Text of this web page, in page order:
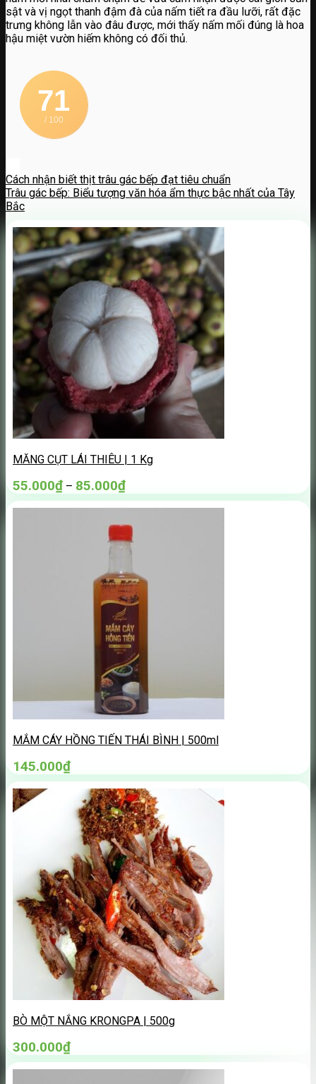
sật và vị ngọt thanh đậm đà của nấm tiết ra đầu lưỡi, rất đặc
trưng không lẫn vào đâu được, mới thấy nấm mối đúng là hoa
hậu miệt vườn hiếm không có đối thủ.
71
/ 100
Cách nhận biết thịt trâu gác bếp đạt tiêu chuẩn
Trâu gác bếp: Biểu tượng văn hóa ẩm thực bậc nhất của Tây
Bắc
MĂNG CỤT LÁI THIÊU | 1 Kg
55.000₫ – 85.000₫
MẮM CÁY HỒNG TIẾN THÁI BÌNH | 500ml
145.000₫
BÒ MỘT NẮNG KRONGPA | 500g
300.000₫